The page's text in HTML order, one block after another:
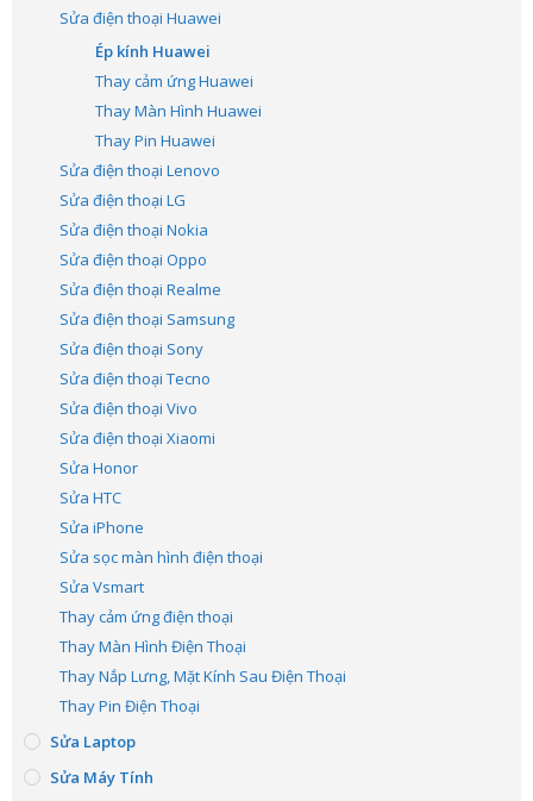
Sửa điện thoại Huawei
Ép kính Huawei
Thay cảm ứng Huawei
Thay Màn Hình Huawei
Thay Pin Huawei
Sửa điện thoại Lenovo
Sửa điện thoại LG
Sửa điện thoại Nokia
Sửa điện thoại Oppo
Sửa điện thoại Realme
Sửa điện thoại Samsung
Sửa điện thoại Sony
Sửa điện thoại Tecno
Sửa điện thoại Vivo
Sửa điện thoại Xiaomi
Sửa Honor
Sửa HTC
Sửa iPhone
Sửa sọc màn hình điện thoại
Sửa Vsmart
Thay cảm ứng điện thoại
Thay Màn Hình Điện Thoại
Thay Nắp Lưng, Mặt Kính Sau Điện Thoại
Thay Pin Điện Thoại
Sửa Laptop
Sửa Máy Tính